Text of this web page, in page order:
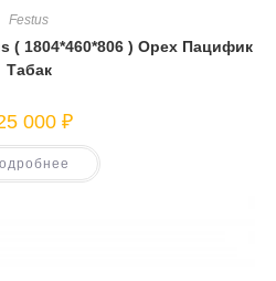
Festus
( 1804*460*806 ) Орех Пацифик
Табак
000 ₽